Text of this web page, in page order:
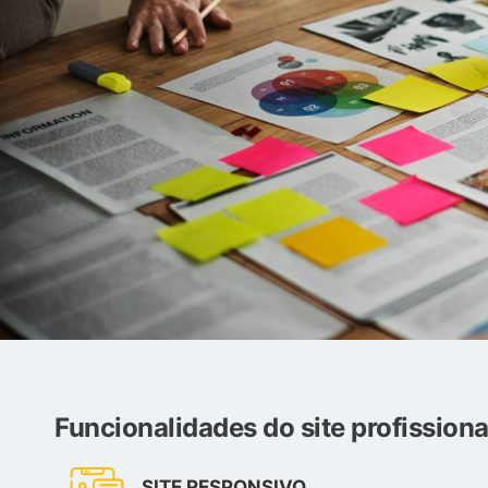
Funcionalidades do site